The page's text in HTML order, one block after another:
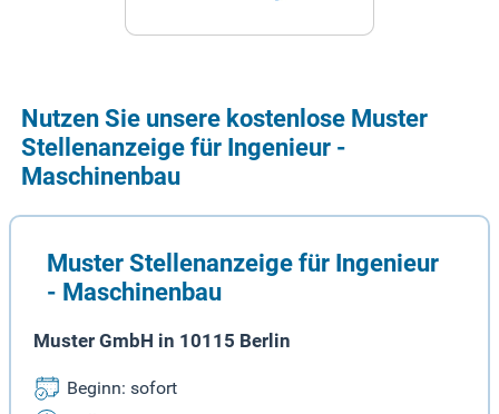
Nutzen Sie unsere kostenlose Muster
Stellenanzeige für Ingenieur -
Maschinenbau
Muster Stellenanzeige für Ingenieur
- Maschinenbau
Muster GmbH in 10115 Berlin
Beginn: sofort